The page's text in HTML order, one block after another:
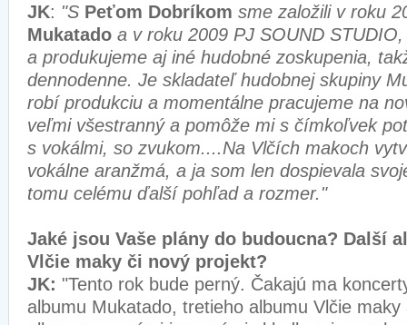
JK: "S Peťom Dobríkom sme založili v roku
Mukatado a v roku 2009 PJ SOUND
a produkujeme aj iné hudobné zoskupenia,
dennodenne. Je skladateľ hudobnej skupiny
robí produkciu a momentálne pracujeme na
veľmi všestranný a pomôže mi s čímkoľvek
s vokálmi, so zvukom....Na Vlčích makoch
vokálne aranžmá, a ja som len dospievala
tomu celému ďalší pohľad a rozmer."
Jaké jsou Vaše plány do budoucna? Další
Vlčie maky či nový projekt?
JK: "Tento rok bude perný. Čakajú ma
albumu Mukatado, tretieho albumu Vlčie